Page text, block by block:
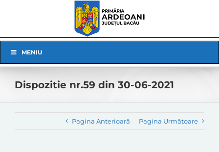
Navigation
MENIU
Dispozitie nr.59 din 30-06-2021
Pagina Anterioară Pagina Următoare